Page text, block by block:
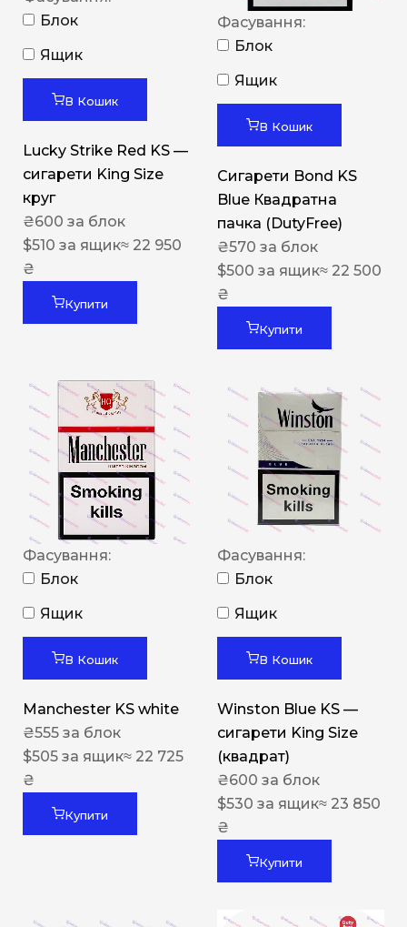
Блок
Ящик
В Кошик
Lucky Strike Red KS —
сигарети King Size
круг
₴600 за блок
$510 за ящик≈ 22 950
₴
Купити
Фасування:
Блок
Ящик
В Кошик
Сигарети Bond KS
Blue Квадратна
пачка (DutyFree)
₴570 за блок
$500 за ящик≈ 22 500
₴
Купити
Фасування:
Блок
Ящик
В Кошик
Manchester KS white
₴555 за блок
$505 за ящик≈ 22 725
₴
Купити
Фасування:
Блок
Ящик
В Кошик
Winston Blue KS —
сигарети King Size
(квадрат)
₴600 за блок
$530 за ящик≈ 23 850
₴
Купити